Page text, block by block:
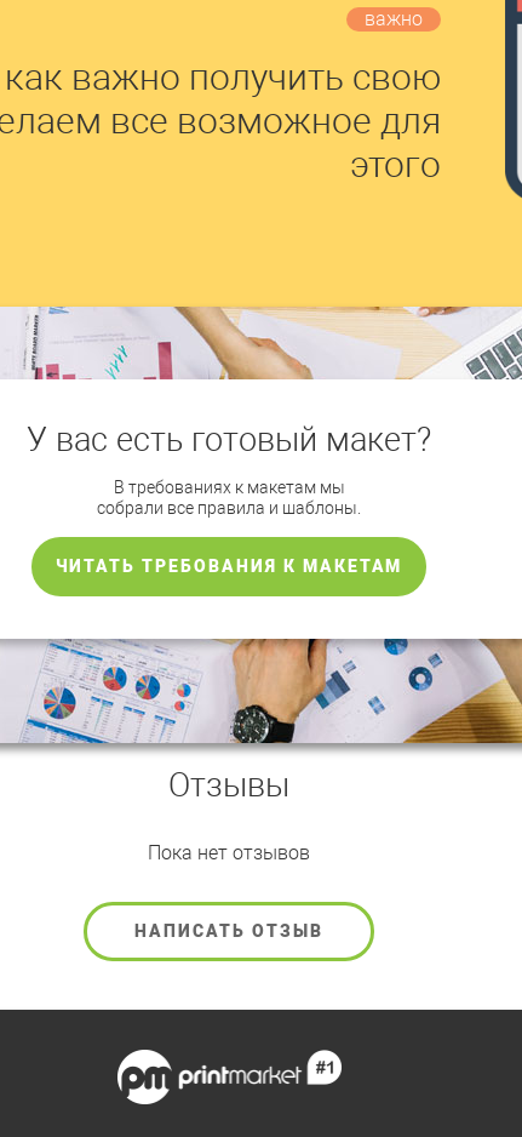
важно
важно получить свою
все возможное для
этого
У вас есть готовый макет?
В требованиях к макетам мы
собрали все правила и шаблоны.
ЧИТАТЬ ТРЕБОВАНИЯ К МАКЕТАМ
Отзывы
Пока нет отзывов
НАПИСАТЬ ОТЗЫВ